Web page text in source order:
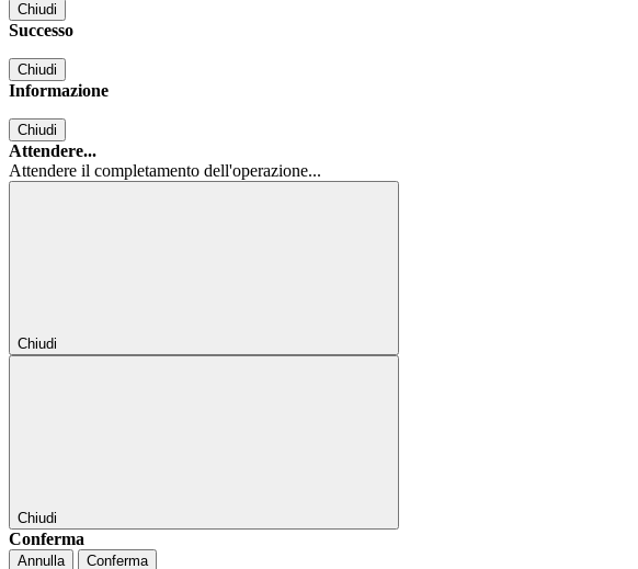
Chiudi
Successo
Chiudi
Informazione
Chiudi
Attendere...
Attendere il completamento dell'operazione...
Chiudi
Chiudi
Conferma
Annulla Conferma